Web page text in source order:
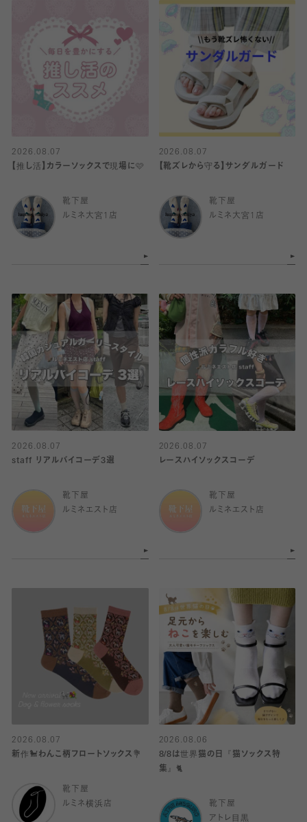
2026.08.07
【推し活】カラーソックスで現場に🩷
靴下屋
ルミネ大宮1店
2026.08.07
【靴ズレから守る】サンダルガード
靴下屋
ルミネ大宮1店
2026.08.07
staff リアルバイコーデ3選
靴下屋
ルミネエスト店
2026.08.07
レースハイソックスコーデ
靴下屋
ルミネエスト店
2026.08.07
新作🐩わんこ柄フロートソックス💐
靴下屋
ルミネ横浜店
2026.08.06
8/8は世界猫の日『猫ソックス特
集』🐈
靴下屋
アトレ目黒